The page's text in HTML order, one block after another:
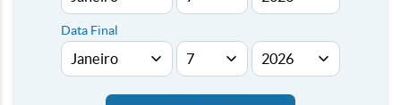
Data Final